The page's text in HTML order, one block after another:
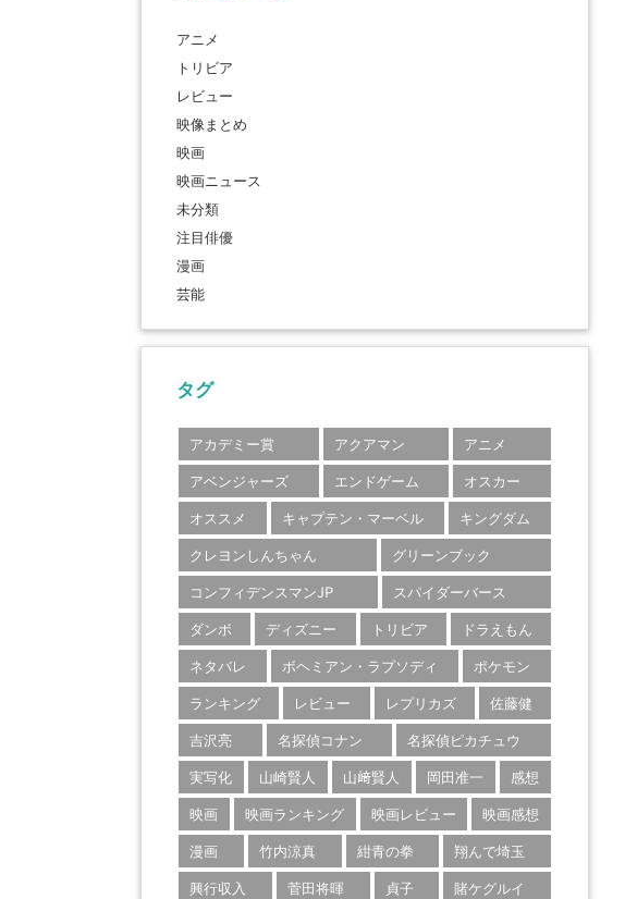
アニメ
トリビア
レビュー
映像まとめ
映画
映画ニュース
未分類
注目俳優
漫画
芸能
タグ
アカデミー賞 アクアマン
アニメ
アベンジャーズ
エンドゲーム
オスカー
オススメ
キャプテン・マーベル
キングダム
クレヨンしんちゃん
グリーンブック
コンフィデンスマンJP
スパイダーバース
ダンボ
ディズニー トリビア
ドラえもん
ネタバレ
ボヘミアン・ラプソディ
ポケモン
ランキング
レビュー レプリカズ
佐藤健
吉沢亮
名探偵コナン
名探偵ピカチュウ
実写化
山崎賢人 山﨑賢人 岡田准一
感想
映画
映画ランキング 映画レビュー
映画感想
漫画
竹内涼真 紺青の拳
翔んで埼玉
興行収入
菅田将暉 貞子 賭ケグルイ